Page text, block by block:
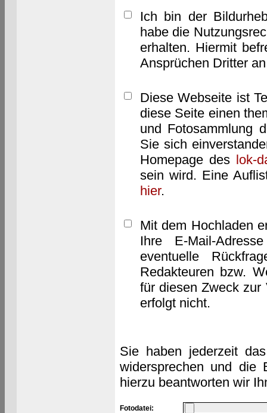
Ich bin der
habe die
erhalten. Hiermit
Ansprüchen Dritter
Diese Webseite ist
diese Seite einen
und Fotosammlung
Sie sich
Homepage des lok-
sein wird. Eine
hier.
Mit dem Hochladen
Ihre E-Mail-
eventuelle
Redakteuren bzw.
für diesen Zweck zur
erfolgt nicht.
Sie haben jederzeit
widersprechen und die
hierzu beantworten wir
Fotodatei: